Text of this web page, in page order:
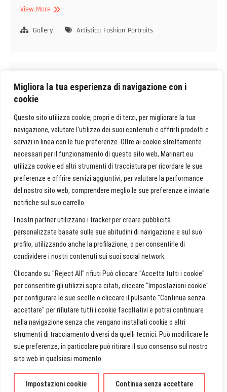
Migliora la tua esperienza di navigazione con i
cookie
Questo sito utilizza cookie, propri e di terzi, per migliorare la tua
navigazione, valutare l'utilizzo dei suoi contenuti e offrirti prodotti e
servizi in linea con le tue preferenze. Oltre ai cookie strettamente
necessari per il funzionamento di questo sito web, Marinart.eu
utilizza cookie ed altri strumenti di tracciatura per ricordare le sue
preferenze e offrire servizi aggiuntivi, per valutare la performance
del nostro sito web, comprendere meglio le sue preferenze e inviarle
notifiche sul suo carrello.
I nostri partner utilizzano i tracker per creare pubblicità
personalizzate basate sulle sue abitudini di navigazione e sul suo
profilo, utilizzando anche la profilazione, o per consentirle di
condividere i nostri contenuti sui suoi social network.
Cliccando su "Reject All" rifiuti Può cliccare "Accetta tutti i cookie"
per consentire gli utilizzi sopra citati, cliccare "Impostazioni cookie"
per configurare le sue scelte o cliccare il pulsante "Continua senza
accettare" per rifiutare tutti i cookie facoltativi e potrai continuare
nella navigazione senza che vengano installati cookie o altri
strumenti di tracciamento diversi da quelli tecnici. Può modificare le
sue preferenze, in particolare può ritirare il suo consenso sul nostro
sito web in qualsiasi momento.
Impostazioni cookie Continua senza accettare
View MoreFashion
Gallery
Artistica Fashion Portraits
Marina BRUN
Beach Shooting Part 1
View More Beach
Shooting
Part
1
Gallery Fashion Portraits
Marina BRUN
Beach Shooting Part 2
View More Beach
Shooting
Part
Gallery Fashion Portraits
marinart.eu| Designed by:Theme Freesia